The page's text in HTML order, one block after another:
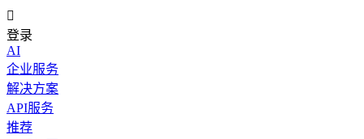

登录
AI
企业服务
解决方案
API服务
推荐